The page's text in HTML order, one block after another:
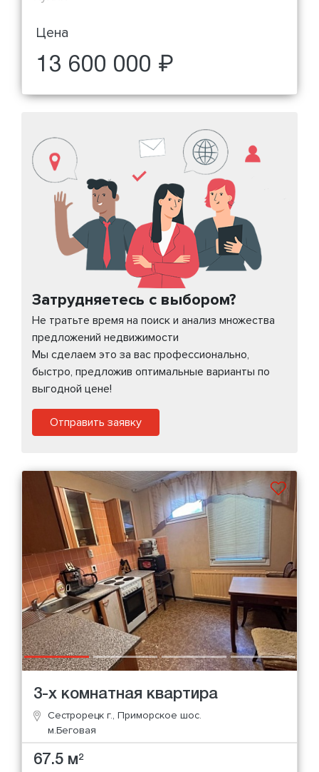
Цена
13 600 000 ₽
Затрудняетесь с выбором?
Не тратьте время на поиск и анализ множества
предложений недвижимости
Мы сделаем это за вас профессионально,
быстро, предложив оптимальные варианты по
выгодной цене!
Отправить заявку
3-х комнатная квартира
Сестрорецк г., Приморское шос.
м.Беговая
67.5 м2